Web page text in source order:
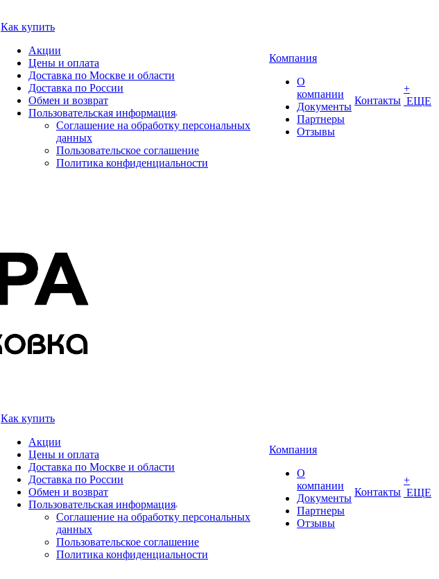
Как купить
Акции
Цены и оплата
Доставка по Москве и области
Доставка по России
Обмен и возврат
Пользовательская информация
Соглашение на обработку персональных
данных
Пользовательское соглашение
Политика конфиденциальности
Компания
О
компании
Документы
Партнеры
Отзывы
Контакты
+
ЕЩЕ
Как купить
Акции
Цены и оплата
Доставка по Москве и области
Доставка по России
Обмен и возврат
Пользовательская информация
Соглашение на обработку персональных
данных
Пользовательское соглашение
Политика конфиденциальности
Компания
О
компании
Документы
Партнеры
Отзывы
Контакты
+
ЕЩЕ